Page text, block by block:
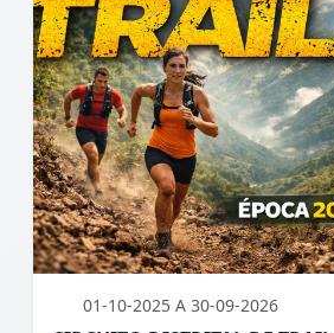
01-10-2025 A 30-09-2026